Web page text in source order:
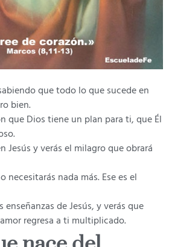
que todo lo que sucede en
bien.
que Dios tiene un plan para ti, que Él
Jesús y verás el milagro que obrará
necesitarás nada más. Ese es el
de Jesús, y verás que
regresa a ti multiplicado.